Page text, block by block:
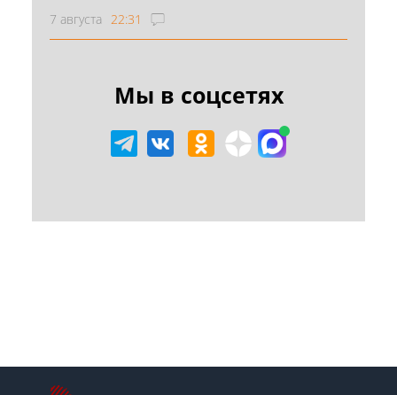
7 августа 22:31
Мы в соцсетях